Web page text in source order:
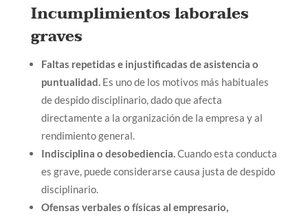
Incumplimientos laborales
graves
Faltas repetidas e injustificadas de asistencia o
puntualidad.Es uno de los motivos más habituales
de despido disciplinario, dado que afecta
directamente a la organización de la empresa y al
rendimiento general.
Indisciplina o desobediencia.Cuando esta conducta
es grave, puede considerarse causa justa de despido
disciplinario.
Ofensas verbales o físicas al empresario,